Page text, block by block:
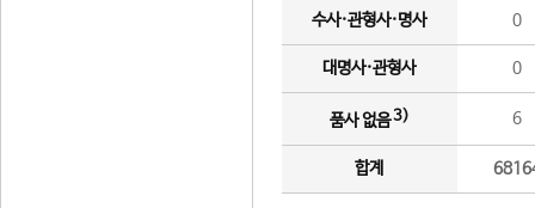
수사·관형사·명사 0
대명사·관형사 0
품사 없음3) 6
합계